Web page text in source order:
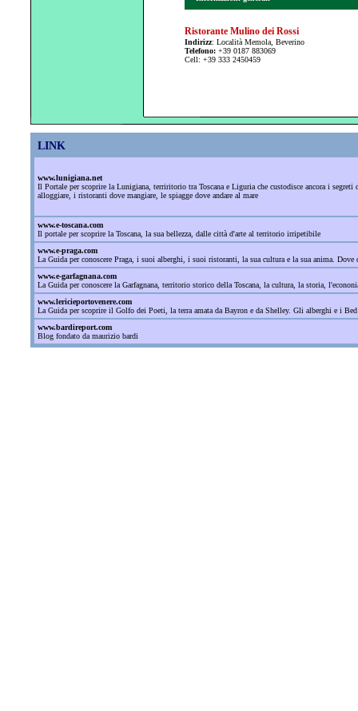
Ristorante Mulino dei Rossi
Indirizz: Località Memola, Beverino
Telefono: +39 0187 883069
Cell: +39 333 2450459
LINK
www.lunigiana.net
Il Portale per scoprire la Lunigiana, terriritorio tra Toscana e Liguria che custodisce ancora i
alloggiare, i ristoranti dove mangiare, le spiagge dove andare al mare
www.e-toscana.com
Il portale per scoprire la Toscana, la sua bellezza, dalle città d'arte al territorio irripetibile
www.e-praga.com
La Guida per conoscere Praga, i suoi alberghi, i suoi ristoranti, la sua cultura e la sua anima.
www.e-garfagnana.com
La Guida per conoscere la Garfagnana, territorio storico della Toscana, la cultura, la storia,
www.lericieportovenere.com
La Guida per scoprire il Golfo dei Poeti, la terra amata da Bayron e da Shelley. Gli alberghi e i
www.bardireport.com
Blog fondato da maurizio bardi